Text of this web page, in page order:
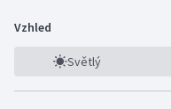
Vzhled
Světlý